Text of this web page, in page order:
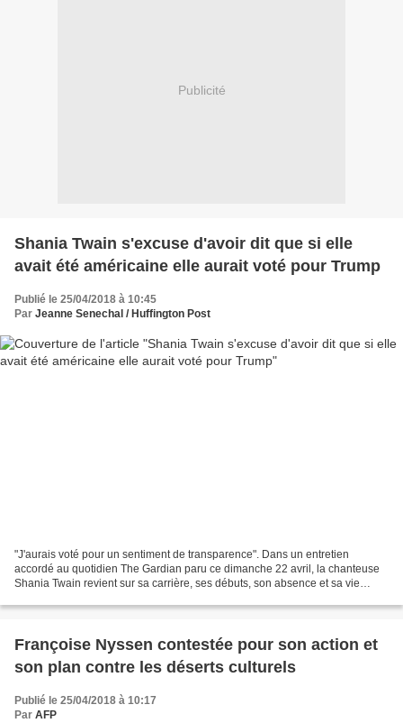
Publicité
Shania Twain s'excuse d'avoir dit que si elle
avait été américaine elle aurait voté pour Trump
Publié le 25/04/2018 à 10:45
Par Jeanne Senechal / Huffington Post
"J'aurais voté pour un sentiment de transparence". Dans un entretien
accordé au quotidien The Gardian paru ce dimanche 22 avril, la chanteuse
Shania Twain revient sur sa carrière, ses débuts, son absence et sa vie
Françoise Nyssen contestée pour son action et
son plan contre les déserts culturels
Publié le 25/04/2018 à 10:17
Par AFP